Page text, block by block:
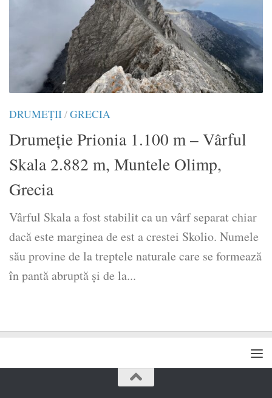
DRUMEŢII/GRECIA
Drumeție Prionia 1.100 m – Vârful
Skala 2.882 m, Muntele Olimp,
Grecia
Vârful Skala a fost stabilit ca un vârf separat chiar
dacă este marginea de est a crestei Skolio. Numele
său provine de la treptele naturale care se formează
în pantă abruptă și de la...